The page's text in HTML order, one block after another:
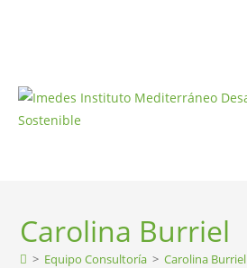
Carolina Burriel
> Equipo Consultoría > Carolina Burriel